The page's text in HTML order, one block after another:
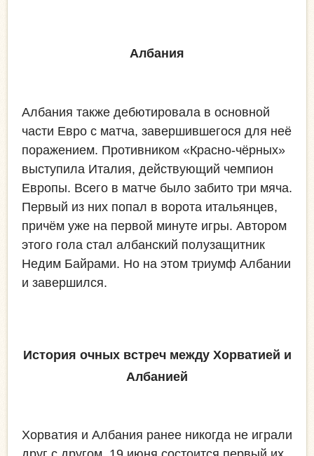
Албания
Албания также дебютировала в основной
части Евро с матча, завершившегося для неё
поражением. Противником «Красно-чёрных»
выступила Италия, действующий чемпион
Европы. Всего в матче было забито три мяча.
Первый из них попал в ворота итальянцев,
причём уже на первой минуте игры. Автором
этого гола стал албанский полузащитник
Недим Байрами. Но на этом триумф Албании
и завершился.
История очных встреч между Хорватией и
Албанией
Хорватия и Албания ранее никогда не играли